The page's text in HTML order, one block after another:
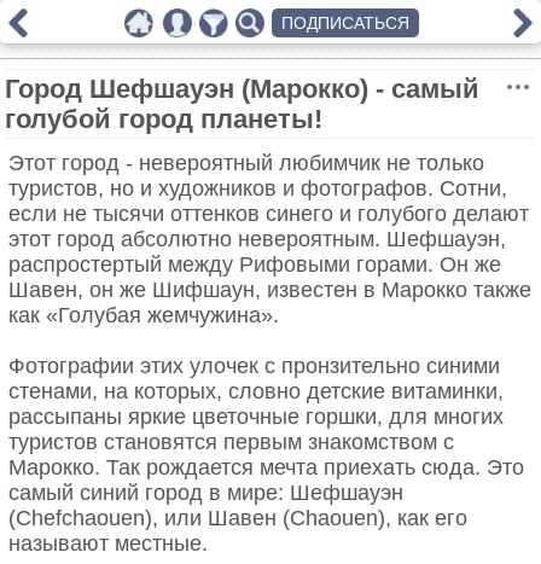
Город Шефшауэн (Марокко) - самый
голубой город планеты!
Этот город - невероятный любимчик не только
туристов, но и художников и фотографов. Сотни,
если не тысячи оттенков синего и голубого делают
этот город абсолютно невероятным. Шефшауэн,
распростертый между Рифовыми горами. Он же
Шавен, он же Шифшаун, известен в Марокко также
как «Голубая жемчужина».
Фотографии этих улочек с пронзительно синими
стенами, на которых, словно детские витаминки,
рассыпаны яркие цветочные горшки, для многих
туристов становятся первым знакомством с
Марокко. Так рождается мечта приехать сюда. Это
самый синий город в мире: Шефшауэн
(Chefchaouen), или Шавен (Chaouen), как его
называют местные.
ПОДПИСАТЬСЯ